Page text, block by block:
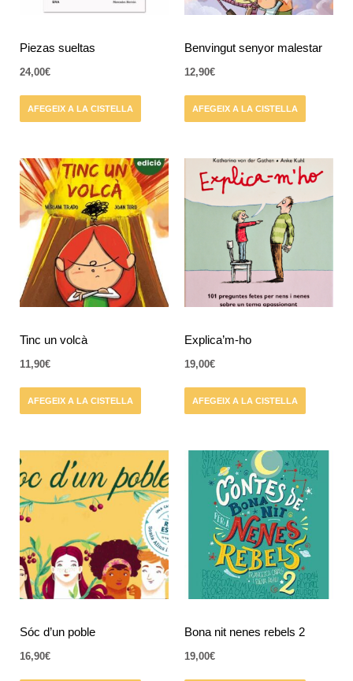
Piezas sueltas
24,00€
AFEGEIX A LA CISTELLA
Benvingut senyor malestar
12,90€
AFEGEIX A LA CISTELLA
Tinc un volcà
11,90€
AFEGEIX A LA CISTELLA
Explica’m-ho
19,00€
AFEGEIX A LA CISTELLA
Sóc d’un poble
16,90€
Bona nit nenes rebels 2
19,00€